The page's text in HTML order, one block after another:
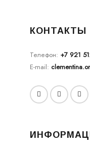
КОНТАКТЫ
Телефон: +7 921
E-mail: